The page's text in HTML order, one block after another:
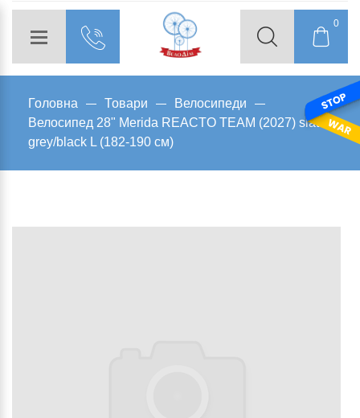
0
Головна Товари
Велосипеди
Велосипед 28" Merida REACTO TEAM (2027) slate
grey/black L (182-190 см)